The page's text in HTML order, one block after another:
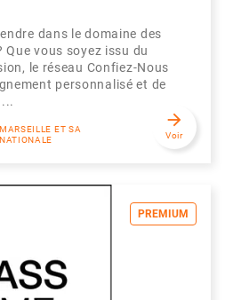
dans le domaine des
Que vous soyez issu du
le réseau Confiez-Nous
personnalisé et de
ET SA
arrow_forward
Voir
PREMIUM